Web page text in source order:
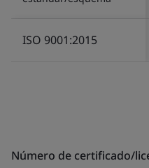
ISO 9001:2015
Número de certificado/